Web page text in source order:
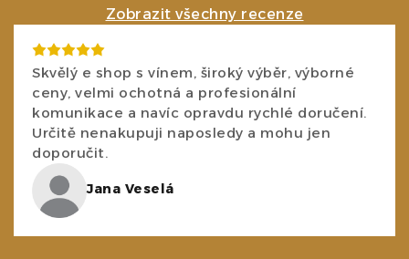
Zobrazit všechny recenze
Skvělý e shop s vínem, široký výběr, výborné
ceny, velmi ochotná a profesionální
komunikace a navíc opravdu rychlé doručení.
Určitě nenakupuji naposledy a mohu jen
doporučit.
Jana Veselá